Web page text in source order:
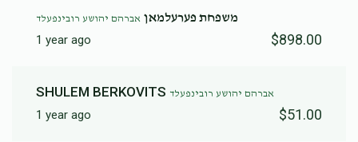
משפחת פערעלמאן אברהם יהושע רובינפעלד
1 year ago $898.00
SHULEM BERKOVITS אברהם יהושע רובינפעלד
1 year ago $51.00